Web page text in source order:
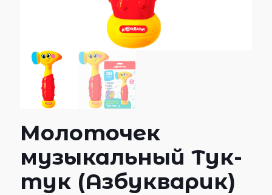
Молоточек
музыкальный Тук-
тук (Азбукварик)